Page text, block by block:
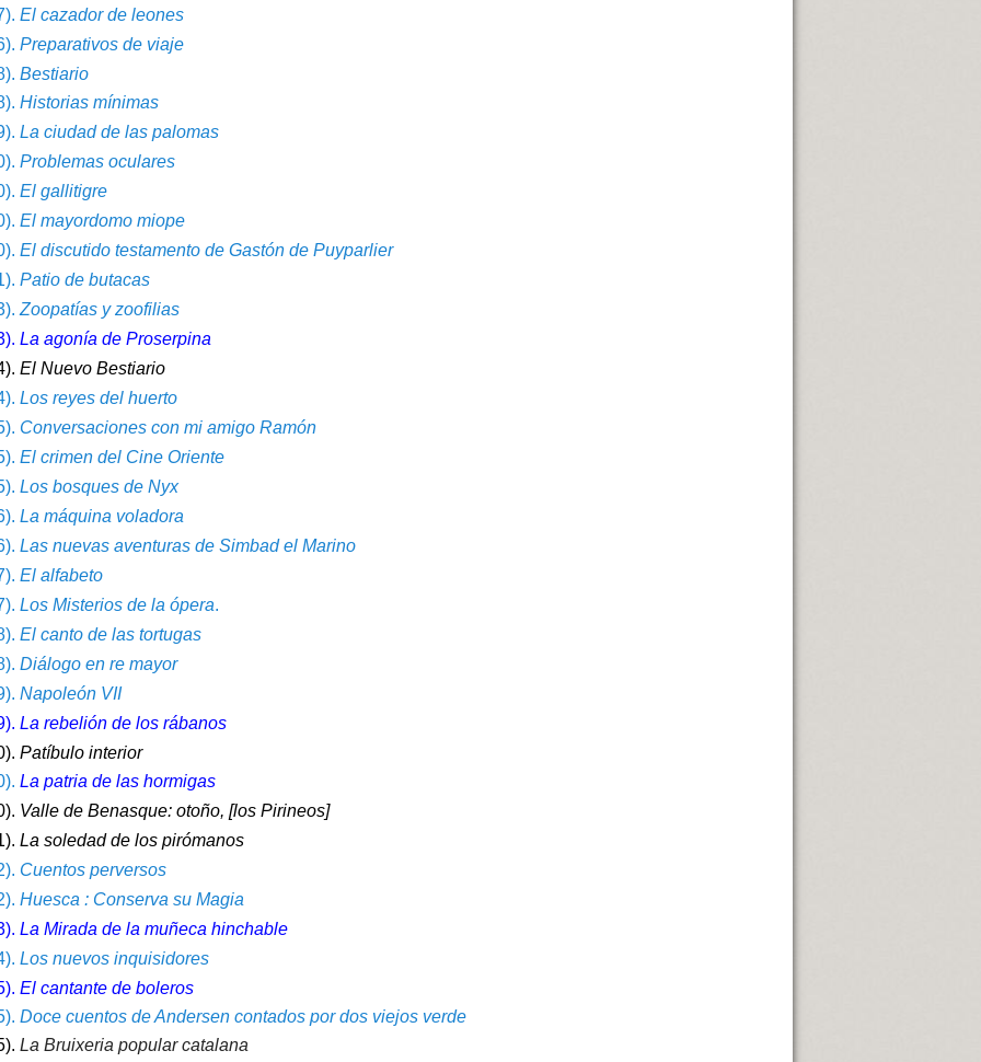
El cazador de leones
Preparativos de viaje
Bestiario
Historias mínimas
La ciudad de las palomas
Problemas oculares
El gallitigre
El mayordomo miope
El discutido testamento de Gastón de Puyparlier
Patio de butacas
Zoopatías y zoofilias
La agonía de Proserpina
El Nuevo Bestiario
Los reyes del huerto
Conversaciones con mi amigo Ramón
El crimen del Cine Oriente
Los bosques de Nyx
La máquina voladora
Las nuevas aventuras de Simbad el Marino
El alfabeto
Los Misterios de la ópera.
El canto de las tortugas
Diálogo en re mayor
Napoleón VII
La rebelión de los rábanos
Patíbulo interior
La patria de las hormigas
Valle de Benasque: otoño, [los Pirineos]
La soledad de los pirómanos
Cuentos perversos
Huesca : Conserva su Magia
La Mirada de la muñeca hinchable
Los nuevos inquisidores
El cantante de boleros
Doce cuentos de Andersen contados por dos viejos verde
La Bruixeria popular catalana